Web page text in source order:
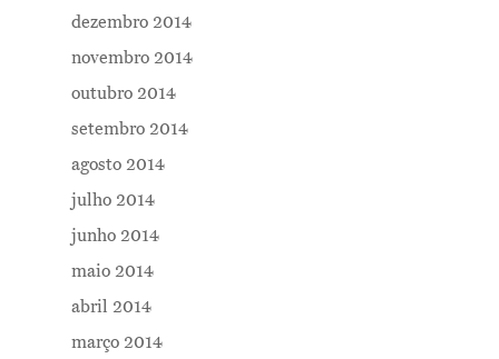
dezembro 2014
novembro 2014
outubro 2014
setembro 2014
agosto 2014
julho 2014
junho 2014
maio 2014
abril 2014
março 2014